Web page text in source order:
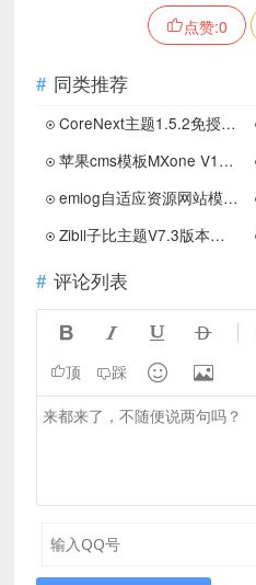
点赞:0
同类推荐
CoreNext主题1.5.2免授权 | WordPress主题模板
苹果cms模板MXone V10.6魔改版短视大气海报样式
emlog自适应资源网站模板 带会员中心模板
Zibll子比主题V7.3版本源码完美免受权版 +附带教程
评论列表
   
顶 踩  